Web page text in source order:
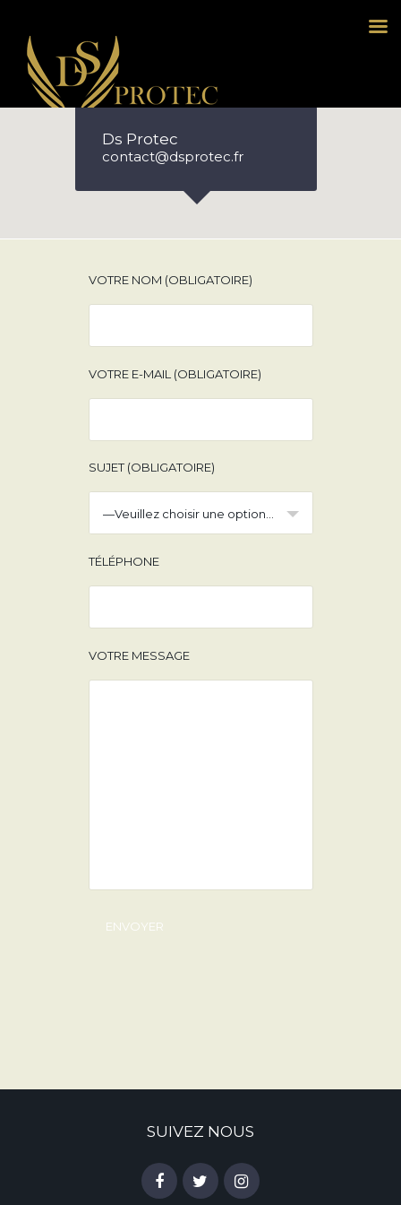
Ds Protec
contact@dsprotec.fr
VOTRE NOM (OBLIGATOIRE)
VOTRE E-MAIL (OBLIGATOIRE)
SUJET (OBLIGATOIRE)
—Veuillez choisir une option—
TÉLÉPHONE
VOTRE MESSAGE
SUIVEZ NOUS